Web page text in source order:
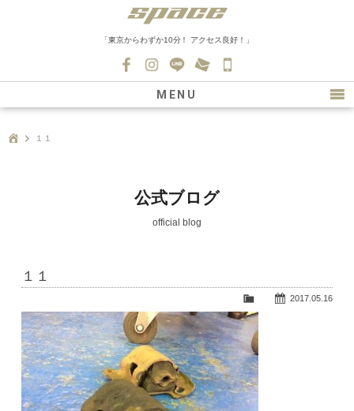
「東京からわずか10分！ アクセス良好！」
0139
MENU
新車情報
在庫車情報
会社紹介
スタッフ募集
１１
公式ブログ
official blog
１１
2017.05.16